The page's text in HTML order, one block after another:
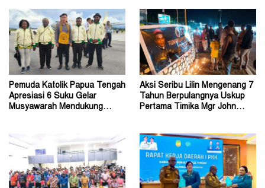
Pemuda Katolik Papua Tengah
Apresiasi 6 Suku Gelar
Musyawarah Mendukung
Aksi Seribu Lilin Mengenang 7
Tahun Berpulangnya Uskup
Pertama Timika Mgr John